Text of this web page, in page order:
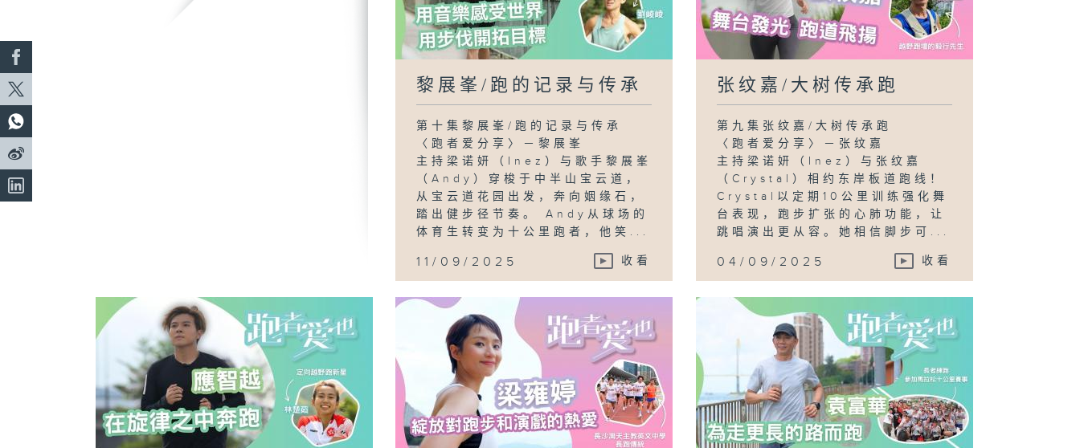
黎展峯/跑的记录与传承
第十集黎展峯/跑的记录与传承
〈跑者爱分享〉－黎展峯
主持梁诺妍（Inez）与歌手黎展峯
（Andy）穿梭于中半山宝云道，
从宝云道花园出发，奔向姻缘石，
踏出健步径节奏。 Andy从球场的
体育生转变为十公里跑者，他笑...
11/09/2025 收看
张纹嘉/大树传承跑
第九集张纹嘉/大树传承跑
〈跑者爱分享〉－张纹嘉
主持梁诺妍（Inez）与张纹嘉
（Crystal）相约东岸板道跑线！
Crystal以定期10公里训练强化舞
台表现，跑步扩张的心肺功能，让
跳唱演出更从容。她相信脚步可...
04/09/2025 收看